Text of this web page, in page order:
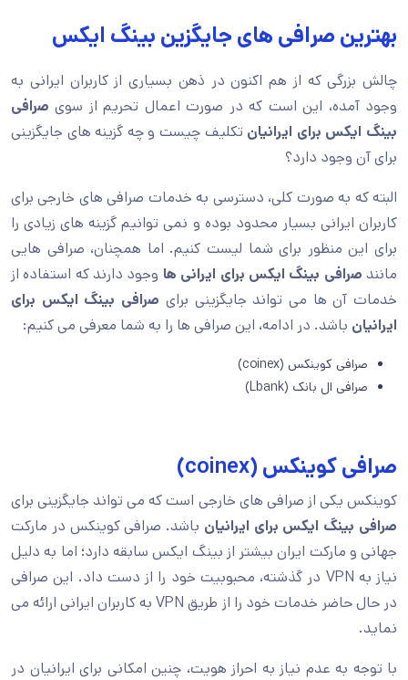
بهترین صرافی های جایگزین بینگ ایکس
چالش بزرگی که از هم اکنون در ذهن بسیاری از کاربران ایرانی به
وجود آمده، این است که در صورت اعمال تحریم از سوی صرافی
بینگ ایکس برای ایرانیان تکلیف چیست و چه گزینه های جایگزینی
برای آن وجود دارد؟
البته که به صورت کلی، دسترسی به خدمات صرافی های خارجی برای
کاربران ایرانی بسیار محدود بوده و نمی توانیم گزینه های زیادی را
برای این منظور برای شما لیست کنیم. اما همچنان، صرافی هایی
مانند صرافی بینگ ایکس برای ایرانی ها وجود دارند که استفاده از
خدمات آن ها می تواند جایگزینی برای صرافی بینگ ایکس برای
ایرانیان باشد. در ادامه، این صرافی ها را به شما معرفی می کنیم:
صرافی کوینکس (coinex)
صرافی ال بانک (Lbank)
صرافی کوینکس (coinex)
کوینکس یکی از صرافی های خارجی است که می تواند جایگزینی برای
صرافی بینگ ایکس برای ایرانیان باشد. صرافی کوینکس در مارکت
جهانی و مارکت ایران بیشتر از بینگ ایکس سابقه دارد؛ اما به دلیل
نیاز به VPN در گذشته، محبوبیت خود را از دست داد. این صرافی
در حال حاضر خدمات خود را از طریق VPN به کاربران ایرانی ارائه می
نماید.
با توجه به عدم نیاز به احراز هویت، چنین امکانی برای ایرانیان در